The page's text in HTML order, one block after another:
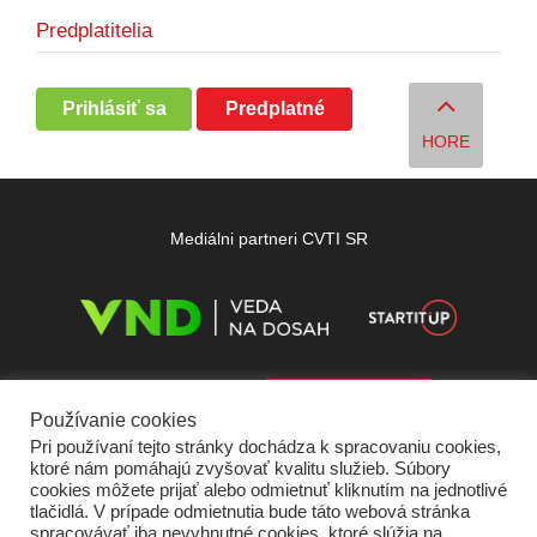
Predplatitelia
Prihlásiť sa Predplatné
HORE
Mediálni partneri CVTI SR
Používanie cookies
Pri používaní tejto stránky dochádza k spracovaniu cookies,
ktoré nám pomáhajú zvyšovať kvalitu služieb. Súbory
cookies môžete prijať alebo odmietnuť kliknutím na jednotlivé
tlačidlá. V prípade odmietnutia bude táto webová stránka